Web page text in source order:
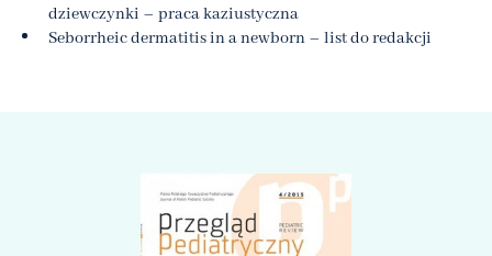
dziewczynki – praca kaziustyczna
Seborrheic dermatitis in a newborn – list do redakcji